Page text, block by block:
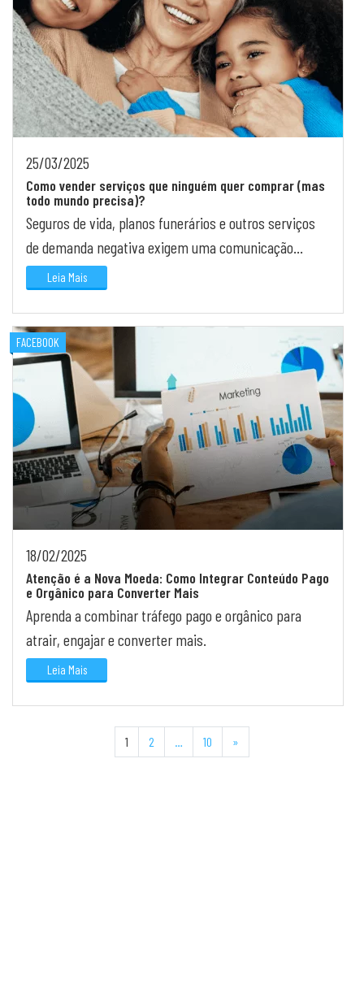
25/03/2025
Como vender serviços que ninguém quer comprar (mas
todo mundo precisa)?
Seguros de vida, planos funerários e outros serviços
de demanda negativa exigem uma comunicação
diferente. Descubra como transformar resistência em
cone...
Leia Mais
FACEBOOK
18/02/2025
Atenção é a Nova Moeda: Como Integrar Conteúdo Pago
e Orgânico para Converter Mais
Aprenda a combinar tráfego pago e orgânico para
atrair, engajar e converter mais.
Leia Mais
1 2 … 10 »